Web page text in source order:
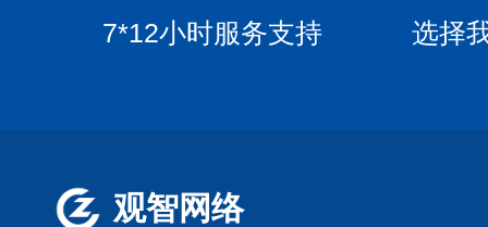
7*12小时服务支持 选择
观智网络